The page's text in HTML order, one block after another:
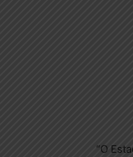
“O